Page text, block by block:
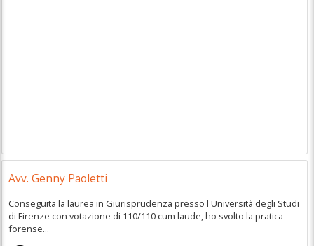
Avv. Genny Paoletti
Conseguita la laurea in Giurisprudenza presso l'Università degli Studi
di Firenze con votazione di 110/110 cum laude, ho svolto la pratica
forense...